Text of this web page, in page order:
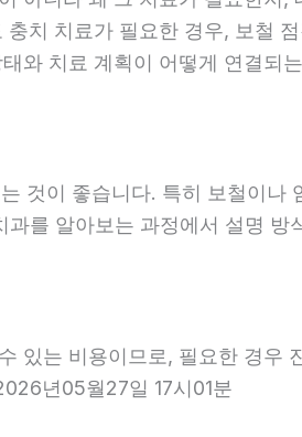
치 치료가 필요한 경우, 보철
와 치료 계획이 어떻게 연결되
것이 좋습니다. 특히 보철이나
를 알아보는 과정에서 설명 방
있는 비용이므로, 필요한 경우
년05월27일 17시01분